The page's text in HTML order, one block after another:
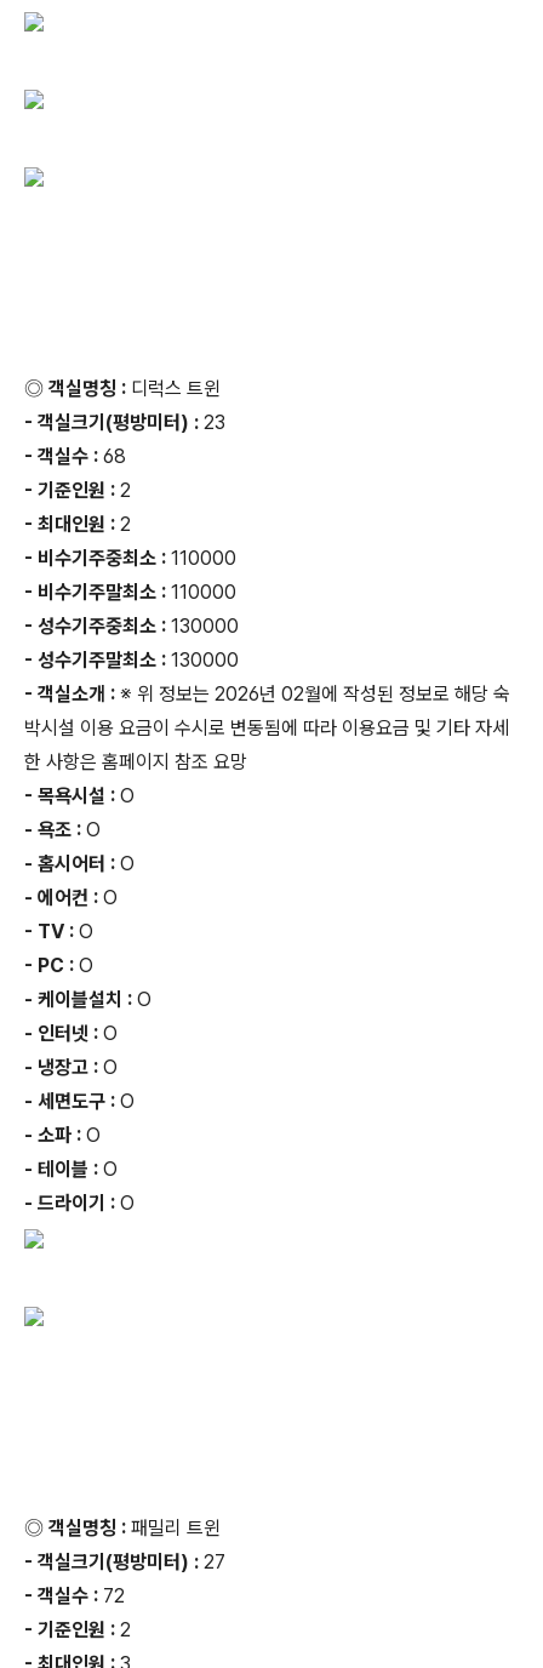
◎ 객실명칭 : 디럭스 트윈
- 객실크기(평방미터) : 23
- 객실수 : 68
- 기준인원 : 2
- 최대인원 : 2
- 비수기주중최소 : 110000
- 비수기주말최소 : 110000
- 성수기주중최소 : 130000
- 성수기주말최소 : 130000
- 객실소개 : ※ 위 정보는 2026년 02월에 작성된 정보로 해당 숙
박시설 이용 요금이 수시로 변동됨에 따라 이용요금 및 기타 자세
한 사항은 홈페이지 참조 요망
- 목욕시설 : O
- 욕조 : O
- 홈시어터 : O
- 에어컨 : O
- TV : O
- PC : O
- 케이블설치 : O
- 인터넷 : O
- 냉장고 : O
- 세면도구 : O
- 소파 : O
- 테이블 : O
- 드라이기 : O
◎ 객실명칭 : 패밀리 트윈
- 객실크기(평방미터) : 27
- 객실수 : 72
- 기준인원 : 2